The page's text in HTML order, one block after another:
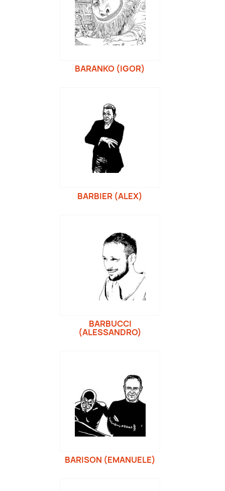
BARANKO (IGOR)
BARBIER (ALEX)
BARBUCCI
(ALESSANDRO)
BARISON (EMANUELE)